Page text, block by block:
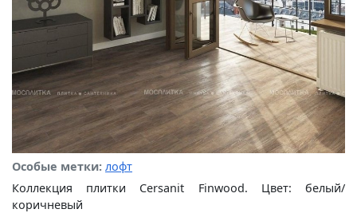
Особые метки: лофт
Коллекция плитки Cersanit Finwood. Цвет: белый/
коричневый